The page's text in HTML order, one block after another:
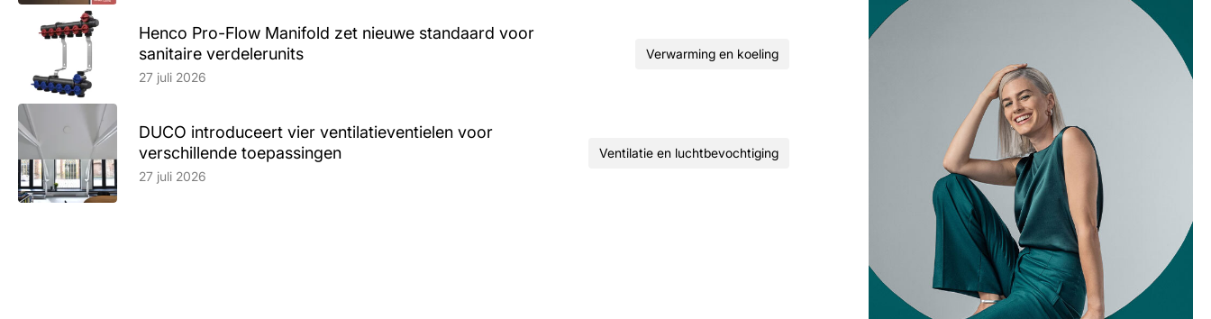
Henco Pro-Flow Manifold zet nieuwe standaard voor
sanitaire verdelerunits
Lees artikel
27 juli 2026
Verwarming en koeling
DUCO introduceert vier ventilatieventielen voor
verschillende toepassingen
Lees artikel
27 juli 2026
Ventilatie en luchtbevochtiging